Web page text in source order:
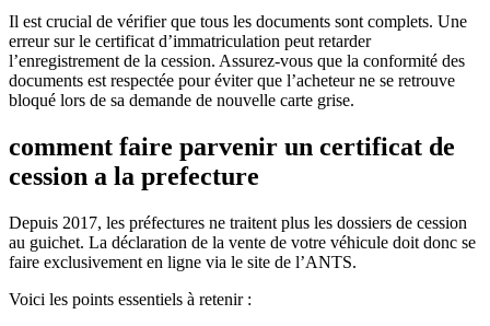
Il est crucial de vérifier que tous les documents sont complets. Une
erreur sur le certificat d’immatriculation peut retarder
l’enregistrement de la cession. Assurez-vous que la conformité des
documents est respectée pour éviter que l’acheteur ne se retrouve
bloqué lors de sa demande de nouvelle carte grise.
comment faire parvenir un certificat de
cession a la prefecture
Depuis 2017, les préfectures ne traitent plus les dossiers de cession
au guichet. La déclaration de la vente de votre véhicule doit donc se
faire exclusivement en ligne via le site de l’ANTS.
Voici les points essentiels à retenir :